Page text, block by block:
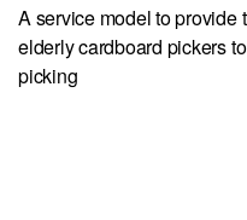
A service model to provide
elderly cardboard pickers
picking